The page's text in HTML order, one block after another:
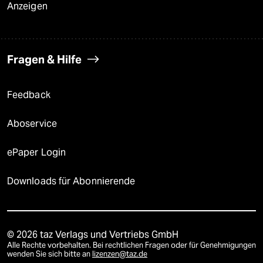
Anzeigen
Fragen & Hilfe
Feedback
Aboservice
ePaper Login
Downloads für Abonnierende
© 2026 taz Verlags und Vertriebs GmbH
Alle Rechte vorbehalten. Bei rechtlichen Fragen oder für Genehmigungen
wenden Sie sich bitte an lizenzen@taz.de